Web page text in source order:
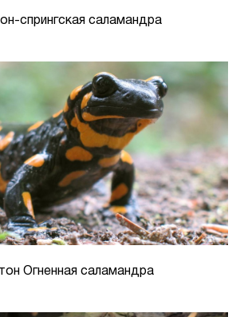
спрингская саламандра
Огненная саламандра